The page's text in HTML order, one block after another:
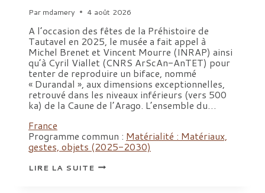
Par mdamery 4 août 2026
A l’occasion des fêtes de la Préhistoire de
Tautavel en 2025, le musée a fait appel à
Michel Brenet et Vincent Mourre (INRAP) ainsi
qu’à Cyril Viallet (CNRS ArScAn-AnTET) pour
tenter de reproduire un biface, nommé
« Durandal », aux dimensions exceptionnelles,
retrouvé dans les niveaux inférieurs (vers 500
ka) de la Caune de l’Arago. L’ensemble du…
France
Programme commun : Matérialité : Matériaux,
gestes, objets (2025-2030)
LIRE LA SUITEREPRODUIRE
ET